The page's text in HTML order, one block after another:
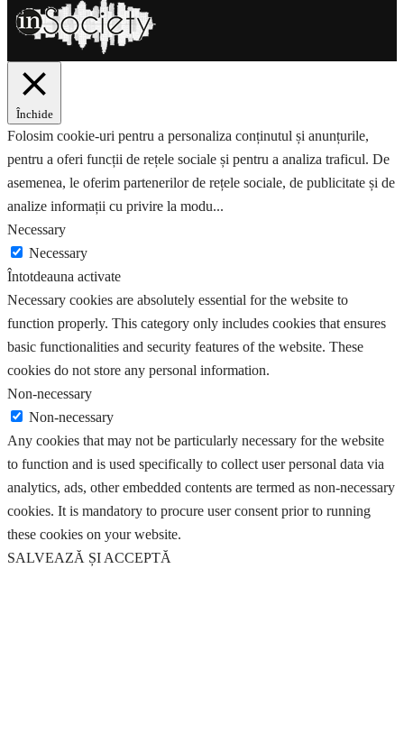
Închide
Folosim cookie-uri pentru a personaliza conținutul și anunțurile,
pentru a oferi funcții de rețele sociale și pentru a analiza traficul. De
asemenea, le oferim partenerilor de rețele sociale, de publicitate și de
analize informații cu privire la modu...
Necessary
Necessary
Întotdeauna activate
Necessary cookies are absolutely essential for the website to
function properly. This category only includes cookies that ensures
basic functionalities and security features of the website. These
cookies do not store any personal information.
Non-necessary
Non-necessary
Any cookies that may not be particularly necessary for the website
to function and is used specifically to collect user personal data via
analytics, ads, other embedded contents are termed as non-necessary
cookies. It is mandatory to procure user consent prior to running
these cookies on your website.
SALVEAZĂ ȘI ACCEPTĂ